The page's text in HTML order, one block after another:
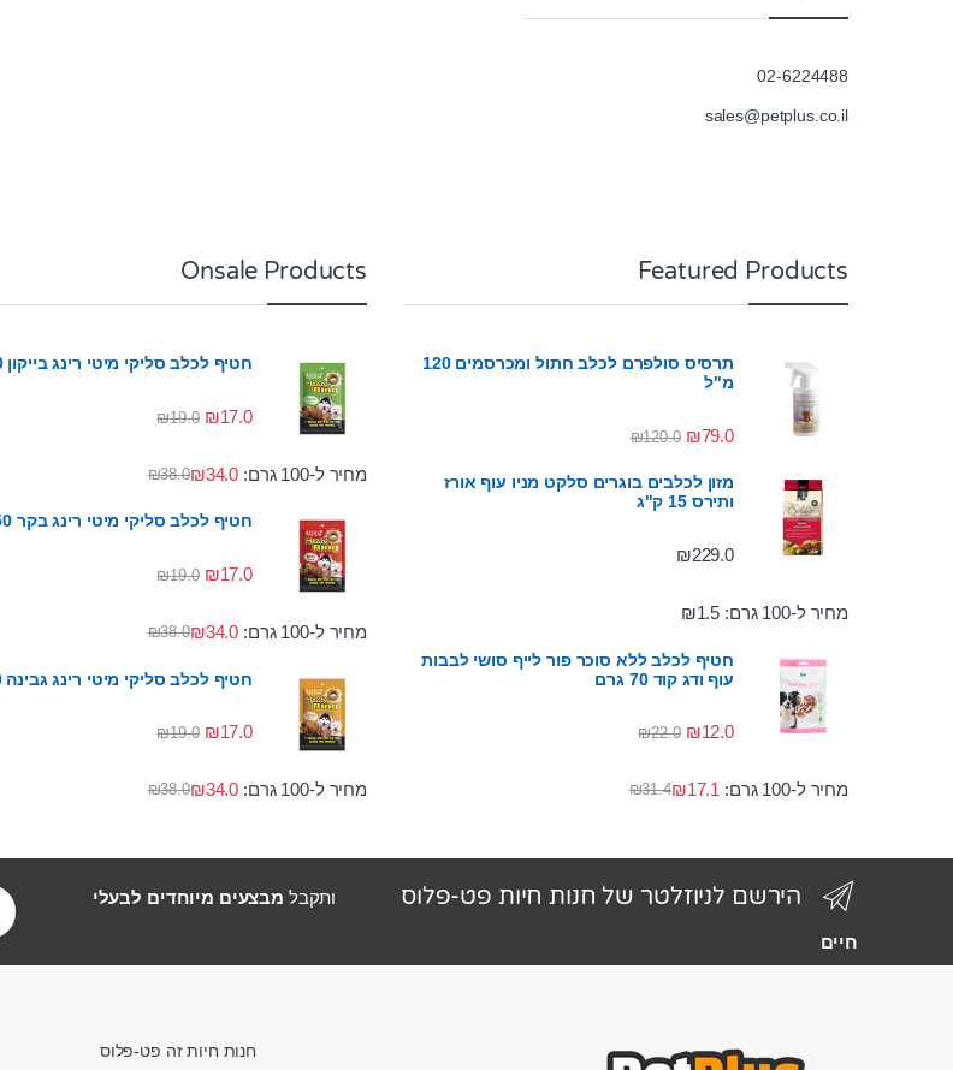
02-6224488
sales@petplus.co.il
Featured Products
תרסיס סולפרם לכלב חתול ומכרסמים 120
מ"ל
₪79.0
₪120.0
מזון לכלבים בוגרים סלקט מניו עוף אורז
ותירס 15 ק"ג
₪229.0
מחיר ל-100 גרם: ₪1.5
חטיף לכלב ללא סוכר פור לייף סושי לבבות
עוף ודג קוד 70 גרם
₪12.0
₪22.0
מחיר ל-100 גרם: ₪31.4₪17.1
Onsale Products
חטיף לכלב סליקי מיטי רינג בייקון 50 גרם*
₪17.0
₪19.0
מחיר ל-100 גרם: ₪38.0₪34.0
חטיף לכלב סליקי מיטי רינג בקר 50 גרם*
₪17.0
₪19.0
מחיר ל-100 גרם: ₪38.0₪34.0
חטיף לכלב סליקי מיטי רינג גבינה 50 גרם**
₪17.0
₪19.0
מחיר ל-100 גרם: ₪38.0₪34.0
הירשם לניוזלטר של חנות חיות פט-פלוס ותקבל מבצעים מיוחדים לבעלי
חיים
חנות חיות זה פט-פלוס